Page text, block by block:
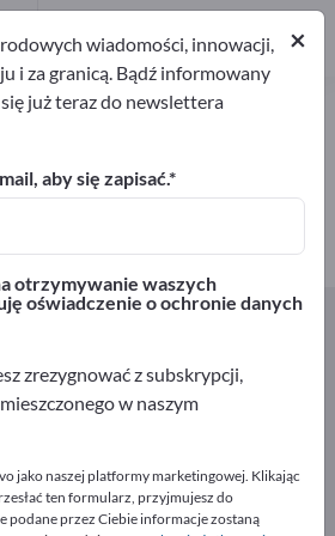
– znajdź
dostawców
1
1
spożywcze i napoje
w serwisie
używane – Kontakty biznesowe
×
wiadomości, innowacji,
i za granicą. Bądź informowany
już teraz do newslettera
aby się zapisać.
otrzymywanie waszych
oświadczenie o ochronie danych
zrezygnować z subskrypcji,
w naszym
jako naszej platformy marketingowej. Klikając
ten formularz, przyjmujesz do
podane przez Ciebie informacje zostaną